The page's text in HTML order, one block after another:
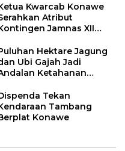
Kwarcab Konawe
Atribut
Jamnas XII
Hektare Jagung
Ubi Gajah Jadi
Ketahanan
Tekan
Tambang
Konawe